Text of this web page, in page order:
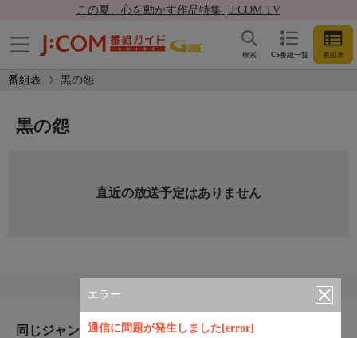
この夏、心を動かす作品特集 | J:COM TV
CS番組一覧 番組表
検索
番組表 黒の怨
エラー
通信に問題が発生しました[error]
黒の怨
直近の放送予定はありません
同じジャンルのおすすめ番組